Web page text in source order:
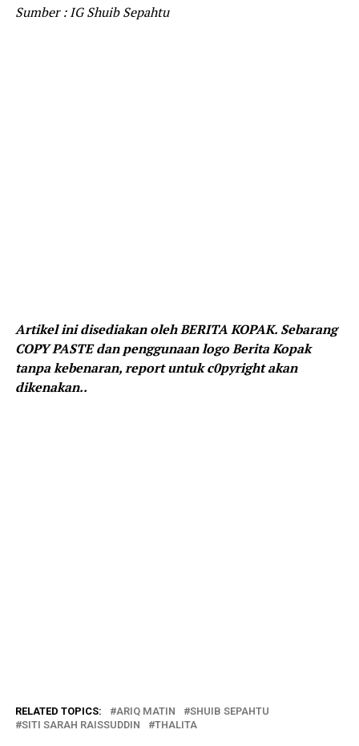
Sumber : IG Shuib Sepahtu
Artikel ini disediakan oleh BERITA KOPAK. Sebarang
COPY PASTE dan penggunaan logo Berita Kopak
tanpa kebenaran, report untuk c0pyright akan
dikenakan..
RELATED TOPICS: ARIQ MATIN
SHUIB SEPAHTU
SITI SARAH RAISSUDDIN
THALITA